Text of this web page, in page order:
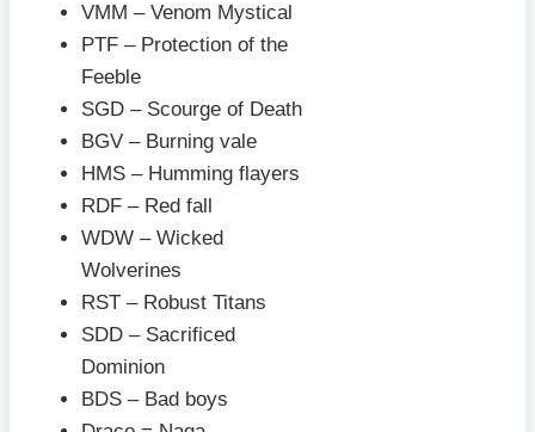
VMM – Venom Mystical
PTF – Protection of the
Feeble
SGD – Scourge of Death
BGV – Burning vale
HMS – Humming flayers
RDF – Red fall
WDW – Wicked
Wolverines
RST – Robust Titans
SDD – Sacrificed
Dominion
BDS – Bad boys